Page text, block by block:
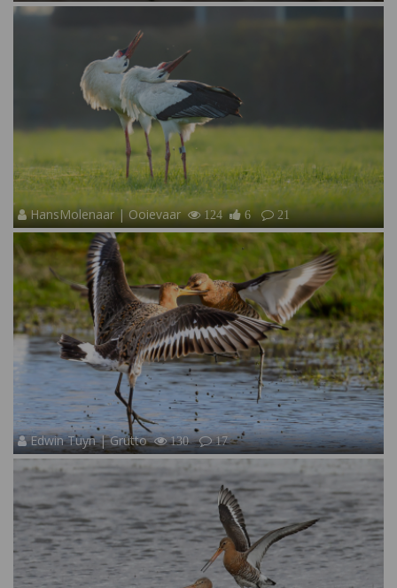
HansMolenaar | Ooievaar 124 6 21
Edwin Tuyn | Grutto 130 17